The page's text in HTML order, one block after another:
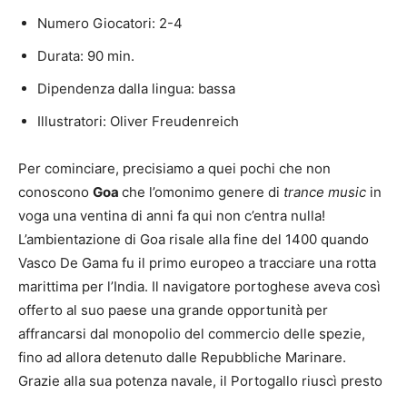
Numero Giocatori: 2-4
Durata: 90 min.
Dipendenza dalla lingua: bassa
Illustratori: Oliver Freudenreich
Per cominciare, precisiamo a quei pochi che non
conoscono Goa che l’omonimo genere di trance music in
voga una ventina di anni fa qui non c’entra nulla!
L’ambientazione di Goa risale alla fine del 1400 quando
Vasco De Gama fu il primo europeo a tracciare una rotta
marittima per l’India. Il navigatore portoghese aveva così
offerto al suo paese una grande opportunità per
affrancarsi dal monopolio del commercio delle spezie,
fino ad allora detenuto dalle Repubbliche Marinare.
Grazie alla sua potenza navale, il Portogallo riuscì presto